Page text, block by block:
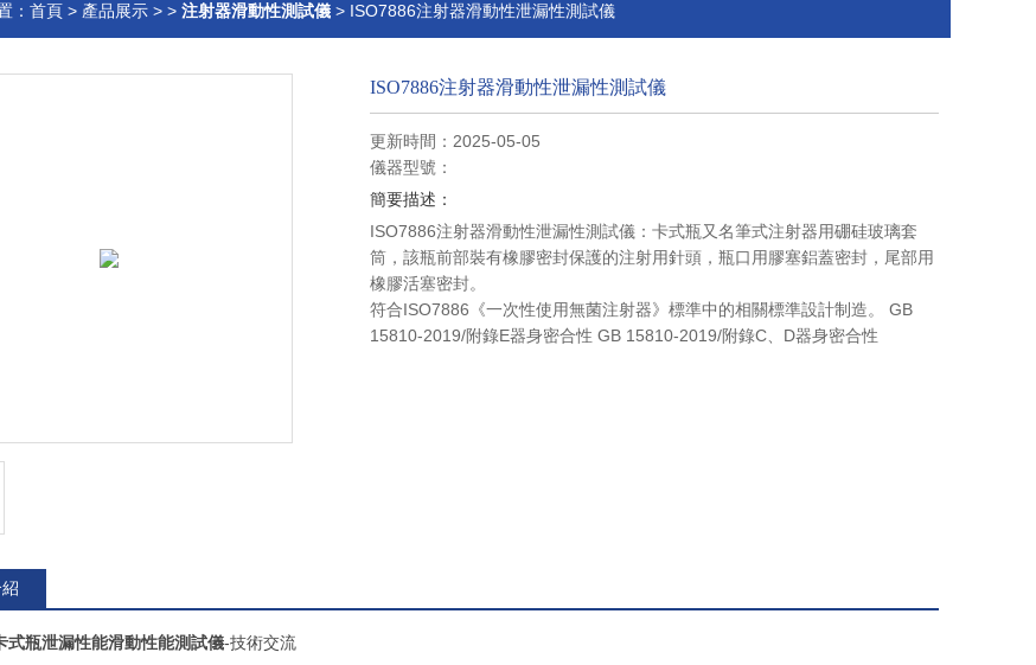
： 首頁 > 產品展示 > > 注射器滑動性測試儀 > ISO7886注射器滑動性泄漏性測試儀
ISO7886注射器滑動性泄漏性測試儀
更新時間：2025-05-05
儀器型號：
簡要描述：
ISO7886注射器滑動性泄漏性測試儀：卡式瓶又名筆式注射器用硼硅玻璃套
筒，該瓶前部裝有橡膠密封保護的注射用針頭，瓶口用膠塞鋁蓋密封，尾部用
橡膠活塞密封。
符合ISO7886《一次性使用無菌注射器》標準中的相關標準設計制造。 GB
15810-2019/附錄E器身密合性 GB 15810-2019/附錄C、D器身密合性
式瓶泄漏性能滑動性能測試儀-技術交流